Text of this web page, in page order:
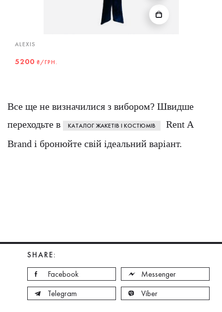
ALEXIS
5200 ₴/ГРН.
Все ще не визначилися з вибором? Швидше
переходьте в
КАТАЛОГ ЖАКЕТІВ І КОСТЮМІВ
Rent A
Brand і бронюйте свій ідеальний варіант.
SHARE:
Facebook
Messenger
Telegram
Viber